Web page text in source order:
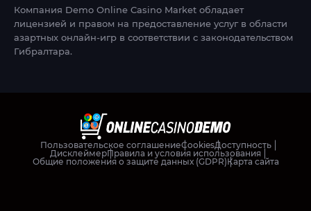
Компания Demo Online Casino Market обладает
лицензией и правом на предоставление услуг в области
азартных онлайн-игр в соответствии с законодательством
Гибралтара.
Пользовательское соглашениеCookiesДоступность
ДисклеймерПравила и условия использования
Общие положения о защите данных (GDPR)Карта сайта